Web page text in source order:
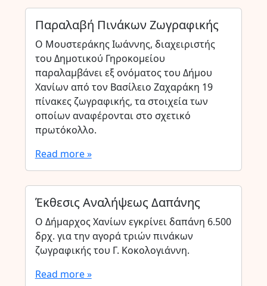
Παραλαβή Πινάκων Ζωγραφικής
Ο Μουστεράκης Ιωάννης, διαχειριστής
του Δημοτικού Γηροκομείου
παραλαμβάνει εξ ονόματος του Δήμου
Χανίων από τον Βασίλειο Ζαχαράκη 19
πίνακες ζωγραφικής, τα στοιχεία των
οποίων αναφέρονται στο σχετικό
πρωτόκολλο.
Read more »
Έκθεσις Αναλήψεως Δαπάνης
Ο Δήμαρχος Χανίων εγκρίνει δαπάνη 6.500
δρχ. για την αγορά τριών πινάκων
ζωγραφικής του Γ. Κοκολογιάννη.
Read more »